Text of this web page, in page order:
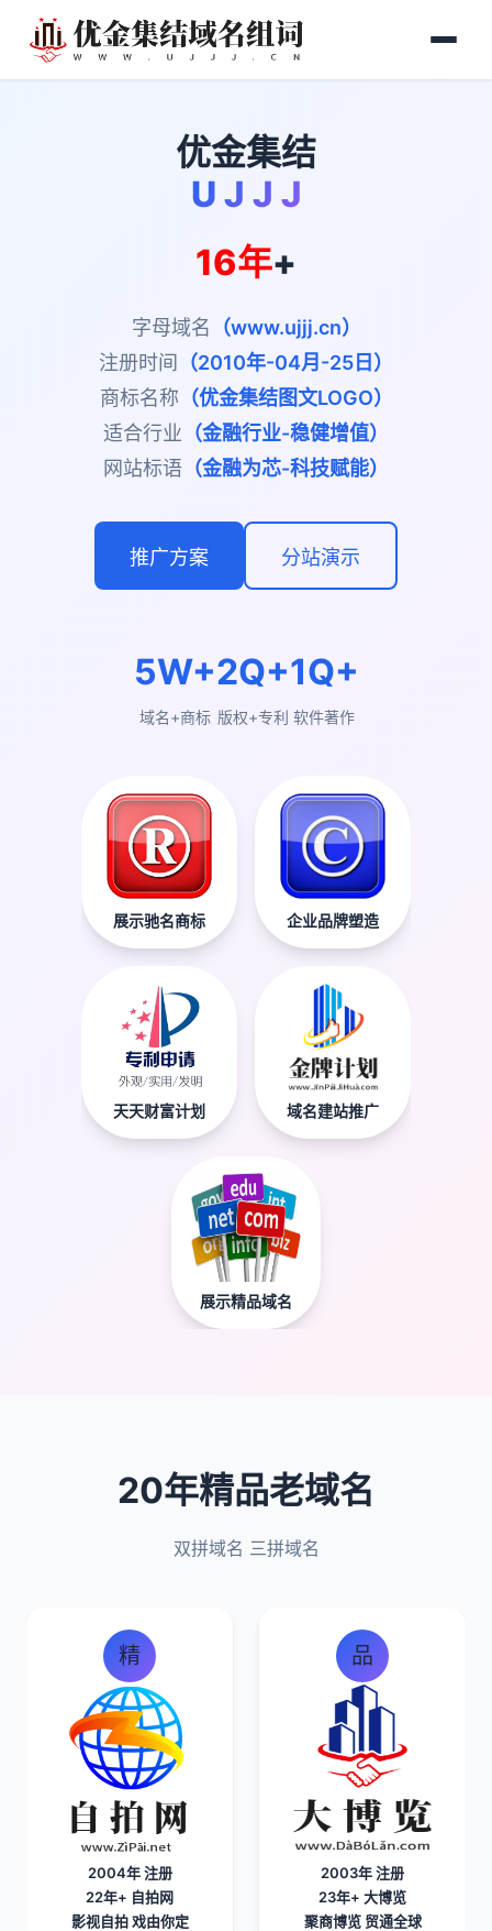
优金集结
U J J J
16年+
字母域名 （www.ujjj.cn）
注册时间
（2010年-04月-25日）
商标名称 （优金集结图文LOGO）
适合行业 （金融行业-稳健增值）
网站标语 （金融为芯-科技赋能）
推广方案 分站演示
5W+
域名+商标
2Q+
版权+专利
1Q+
软件著作
展示驰名商标 企业品牌塑造
天天财富计划 域名建站推广
展示精品域名
20年精品老域名
双拼域名 三拼域名
精
2004年 注册
22年+ 自拍网
影视自拍 戏由你定
品
2003年 注册
23年+ 大博览
聚商博览 贸通全球